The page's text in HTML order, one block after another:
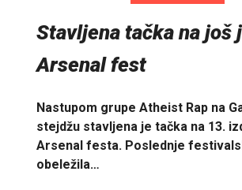
Stavljena tačka na još
Arsenal fest
Nastupom grupe Atheist Rap na
stejdžu stavljena je tačka na 13.
Arsenal festa. Poslednje
obeležila…